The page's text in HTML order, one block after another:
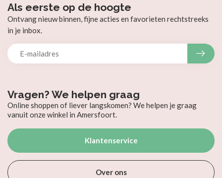
Vragen? We helpen graag
Online shoppen of liever langskomen? We helpen je graag
vanuit onze winkel in Amersfoort.
Klantenservice
Over ons
Als eerste op de hoogte
Ontvang nieuw binnen, fijne acties en favorieten rechtstreeks
in je inbox.